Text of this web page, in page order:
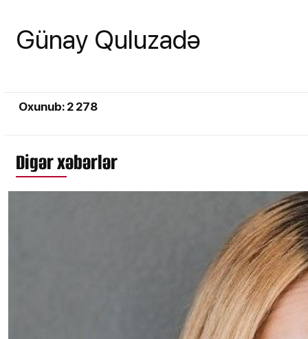
Günay Quluzadə
Oxunub: 2 278
Digər xəbərlər